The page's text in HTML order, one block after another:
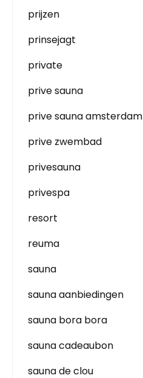
prijzen
prinsejagt
private
prive sauna
prive sauna amsterdam
prive zwembad
privesauna
privespa
resort
reuma
sauna
sauna aanbiedingen
sauna bora bora
sauna cadeaubon
sauna de clou